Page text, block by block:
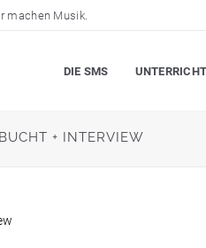
machen Musik.
DIE SMS UNTERRICHT
+ INTERVIEW